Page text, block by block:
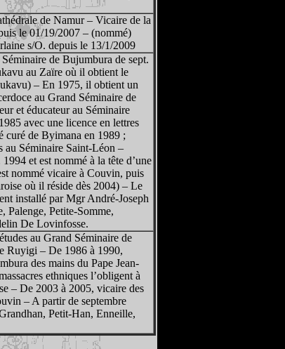
de Namur – Vicaire de la
le 01/19/2007 – (nommé)
s/O. depuis le 13/1/2009
de Bujumbura de sept.
au Zaïre où il obtient le
– En 1975, il obtient un
au Grand Séminaire de
et éducateur au Séminaire
avec une licence en lettres
curé de Byimana en 1989 ;
au Séminaire Saint-Léon –
et est nommé à la tête d’une
nommé vicaire à Couvin, puis
où il réside dès 2004) – Le
installé par Mgr André-Joseph
Palenge, Petite-Somme,
De Lovinfosse.
au Grand Séminaire de
Ruyigi – De 1986 à 1990,
des mains du Pape Jean-
ethniques l’obligent à
– De 2003 à 2005, vicaire des
– A partir de septembre
Petit-Han, Enneille,